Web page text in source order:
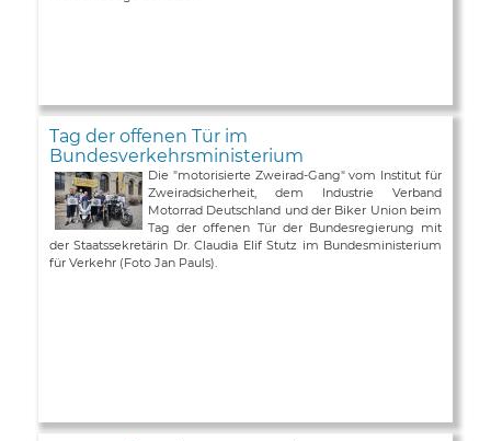
Tag der offenen Tür im
Bundesverkehrsministerium
Die "motorisierte Zweirad-Gang" vom Institut für
Zweiradsicherheit, dem Industrie Verband
Motorrad Deutschland und der Biker Union beim
Tag der offenen Tür der Bundesregierung mit
der Staatssekretärin Dr. Claudia Elif Stutz im Bundesministerium
für Verkehr (Foto Jan Pauls).